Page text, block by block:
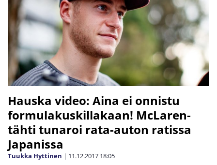
Hauska video: Aina ei onnistu
formulakuskillakaan! McLaren-
tähti tunaroi rata-auton ratissa
Japanissa
Tuukka Hyttinen | 11.12.2017 18:05